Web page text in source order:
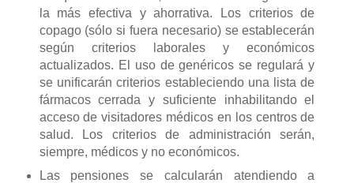
la más efectiva y ahorrativa. Los criterios de
copago (sólo si fuera necesario) se establecerán
según criterios laborales y económicos
actualizados. El uso de genéricos se regulará y
se unificarán criterios estableciendo una lista de
fármacos cerrada y suficiente inhabilitando el
acceso de visitadores médicos en los centros de
salud. Los criterios de administración serán,
siempre, médicos y no económicos.
Las pensiones se calcularán atendiendo a